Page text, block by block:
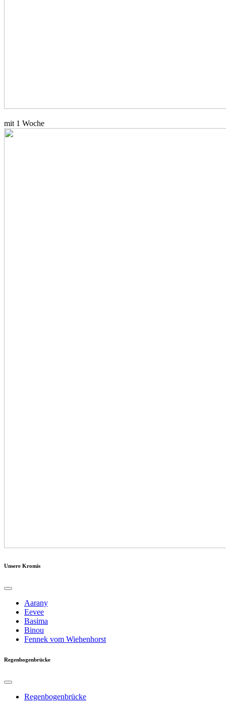
mit 1 Woche
Unsere Kromis
Aarany
Eevee
Basima
Binou
Fennek vom Wiehenhorst
Regenbogenbrücke
Regenbogenbrücke